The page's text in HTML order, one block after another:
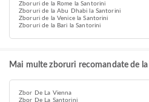
Zboruri de la Rome la Santorini
Zboruri de la Abu Dhabi la Santorini
Zboruri de la Venice la Santorini
Zboruri de la Bari la Santorini
Mai multe zboruri recomandate de
Zbor De La Vienna
Zbor De La Santorini